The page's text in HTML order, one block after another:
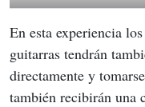
En esta experiencia
guitarras tendrán
directamente y
también recibirán una